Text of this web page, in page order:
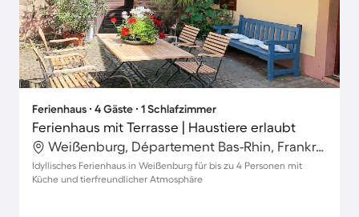
Ferienhaus ∙ 4 Gäste ∙ 1 Schlafzimmer
Ferienhaus mit Terrasse | Haustiere erlaubt
Weißenburg, Département Bas-Rhin, Frankreich
Idyllisches Ferienhaus in Weißenburg für bis zu 4 Personen mit
Küche und tierfreundlicher Atmosphäre